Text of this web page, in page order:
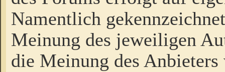
Namentlich
Meinung des jeweiligen
die Meinung des Anbieters